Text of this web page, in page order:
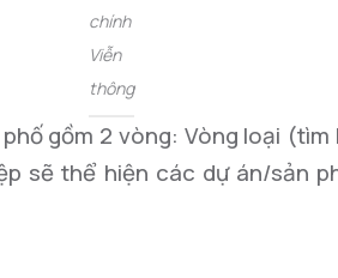
chính
Viễn
thông
gồm 2 vòng: Vòng loại
sẽ thể hiện các dự án/sản